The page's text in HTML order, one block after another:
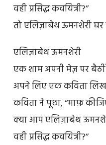
वही प्रसिद्ध कवयित्री?’’
तो एलिज़ाबेथ ऊमनशेरी घर
एलिज़ाबेथ ऊमनशेरी
एक शाम अपनी मेज़ पर बैठीं
अपने लिए एक कविता
कविता ने पूछा, ‘‘माफ़
क्या आप एलिज़ाबेथ
वही प्रसिद्ध कवयित्री?’’